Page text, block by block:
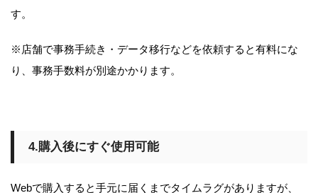
す。
※店舗で事務手続き・データ移行などを依頼すると有料にな
り、事務手数料が別途かかります。
4.購入後にすぐ使用可能
Webで購入すると手元に届くまでタイムラグがありますが、